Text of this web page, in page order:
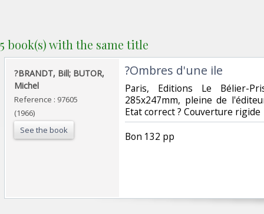
5 book(s) with the same title
‎?BRANDT, Bill; BUTOR,
Michel‎
Reference : 97605
(1966)
See the book
‎?Ombres d'une ile‎
‎Paris, Editions Le Bélier-
285x247mm, pleine de
Etat correct ? Couverture rigide‎
‎Bon 132 pp‎